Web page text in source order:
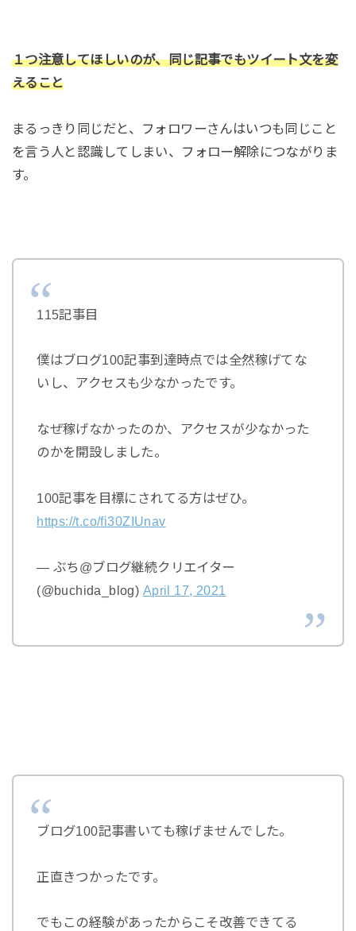
１つ注意してほしいのが、同じ記事でもツイート文を変
えること
まるっきり同じだと、フォロワーさんはいつも同じこと
を言う人と認識してしまい、フォロー解除につながりま
す。
115記事目
僕はブログ100記事到達時点では全然稼げてな
いし、アクセスも少なかったです。
なぜ稼げなかったのか、アクセスが少なかった
のかを開設しました。
100記事を目標にされてる方はぜひ。
https://t.co/fi30ZIUnav
— ぶち@ブログ継続クリエイター
(@buchida_blog) April 17, 2021
ブログ100記事書いても稼げませんでした。
正直きつかったです。
でもこの経験があったからこそ改善できてる